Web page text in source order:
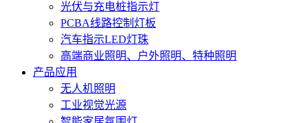
光伏与充电桩指示灯
PCBA线路控制灯板
汽车指示LED灯珠
高端商业照明、户外照明、特种照明
产品应用
无人机照明
工业视觉光源